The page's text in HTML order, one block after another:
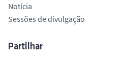
Notícia
Sessões de divulgação
Partilhar